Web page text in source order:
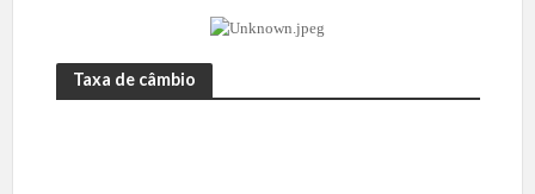
Taxa de câmbio